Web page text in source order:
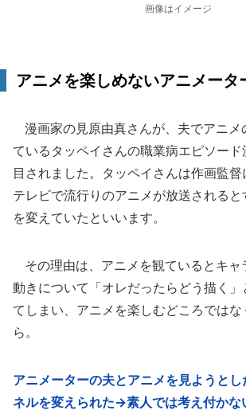
画像はイメージ
アニメを楽しめないアニメータ
漫画家の見原由真さんが、夫でアニメ
ているタッペイさんの職業病エピソー
目されました。タッペイさんは作画監督
テレビで流行りのアニメが放送される
を変えていたといいます。
その理由は、アニメを観ているとキャ
動きについて「オレだったらどう描く
てしまい、アニメを楽しむどころでは
ら。
アニメーターの夫とアニメを見ようと
ネルを変えられた→素人では考え付かな